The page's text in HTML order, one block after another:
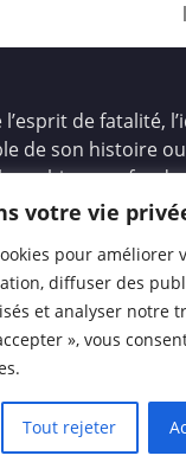
votre vie
pour améliorer
diffuser des
et analyser notre
», vous
Tout rejeter
de fatalité,
de son histoire
se
enfants des
capacités
auto-socio-